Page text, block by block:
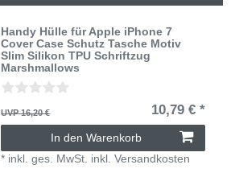
Handy Hülle für Apple iPhone 7
Cover Case Schutz Tasche Motiv
Slim Silikon TPU Schriftzug
Marshmallows
UVP 16,20 € 10,79 € *
In den Warenkorb
* inkl. ges. MwSt. inkl.Versandkosten